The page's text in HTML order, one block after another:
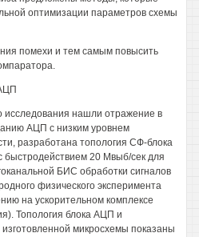
оптимизации параметров схемы
помехи и тем самым повысить
исследования нашли отражение в
АЦП с низким уровнем
разработана топология СФ-блока
быстродействием 20 Мвыб/сек для
БИС обработки сигналов
физического эксперимента
на ускорительном комплексе
Топология блока АЦП и
микросхемы показаны